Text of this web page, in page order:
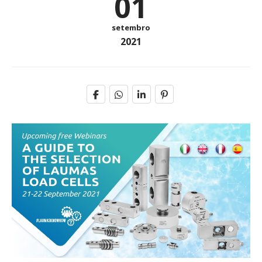
setembro
2021